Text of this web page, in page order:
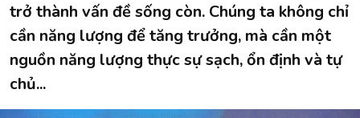
trở thành vấn đề sống còn. Chúng ta không chỉ
cần năng lượng để tăng trưởng, mà cần một
nguồn năng lượng thực sự sạch, ổn định và tự
chủ...